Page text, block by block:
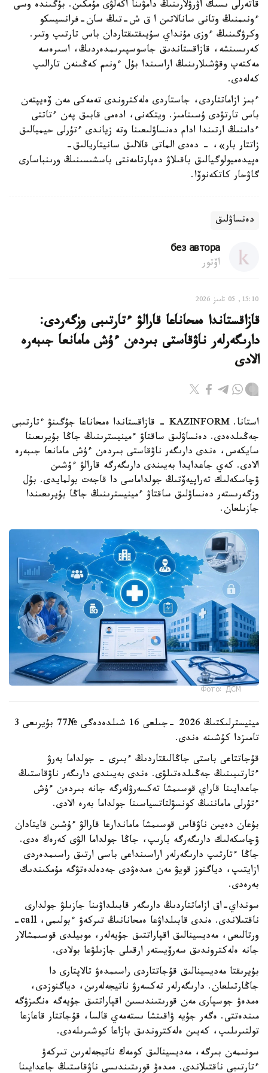
قاتەرلى ىسىك اۋرۋلارىنىڭ دامۋىنا اكەلۋى مۇمكىن. بۇگىندە وسى
ءونىمنىڭ وتانى سانالاتىن ا ق ش-تىڭ سان-فرانسيسكو
وكرۋگىنىڭ ءوزى مۇنداي سۇيىقتىقتاردان باس تارتىپ وتىر.
كەرىسىنشە، قازاقستاندىق جاسوسپىرىمدەردىڭ، اسىرەسە
مەكتەپ وقۋشىلارىنىڭ اراسىندا بۇل ءونىم كەڭىنەن تارالىپ
كەلەدى.
ءبىز ازاماتتاردى، جاستاردى ەلەكتروندى تەمەكى مەن ۆەيپتەن
باس تارتۋدى ۇسىنامىز. ويتكەنى، ادەمى قابىق پەن ءتاتتى
ءدامنىڭ ارتىندا ادام دەنساۋلىعىنا وتە زياندى ءتۇرلى حيميالىق
زاتتار بار»، - دەدى الماتى قالالىق سانيتاريالىق-
ەپيدەميولوگيالىق باقىلاۋ دەپارتامەنتى باسشىسىنىڭ ورىنباسارى
گاۋحار كاتكەنوۆا.
دەنساۋلىق
без автора
اۆتور
15:10, 05 تامىز 2026
قازاقستاندا ەمحاناعا قارالۋ ءتارتىبى وزگەردى:
دارىگەرلەر ناۋقاستى بىردەن ءۇش مامانعا جىبەرە
الادى
استانا. KAZINFORM - قازاقستاندا ەمحاناعا جۇگىنۋ ءتارتىبى
جەڭىلدەدى. دەنساۋلىق ساقتاۋ ءمينيسترىنىڭ جاڭا بۇيرىعىنا
سايكەس، ەندى دارىگەر ناۋقاستى بىردەن ءۇش مامانعا جىبەرە
الادى. كەي جاعدايدا بەيىندى دارىگەرگە قارالۋ ءۇشىن
ۋچاسكەلىك تەراپيەۆتىڭ جولداماسى دا قاجەت بولمايدى. بۇل
وزگەرىستەر دەنساۋلىق ساقتاۋ ءمينيسترىنىڭ جاڭا بۇيرىعىندا
جازىلعان.
Фото: ДСМ
مينيسترلىكتىڭ 2026 -جىلعى 16 شىلدەدەگى №77 بۇيرىعى 3
تامىزدا كۇشىنە ەندى.
قۇجاتتاعى باستى جاڭالىقتاردىڭ ءبىرى - جولداما بەرۋ
ءتارتىبىنىڭ جەڭىلدەتىلۋى. ەندى بەيىندى دارىگەر ناۋقاستىڭ
جاعدايىنا قاراي قوسىمشا تەكسەرۋلەرگە جانە بىردەن ءۇش
ءتۇرلى ماماننىڭ كونسۋلتاتسياسىنا جولداما بەرە الادى.
بۇعان دەيىن ناۋقاس قوسىمشا ماماندارعا قارالۋ ءۇشىن قايتادان
ۋچاسكەلىك دارىگەرگە بارىپ، جاڭا جولداما الۋى كەرەك ەدى.
جاڭا ءتارتىپ دارىگەرلەر اراسىنداعى باسى ارتىق راسىمدەردى
ازايتىپ، دياگنوز قويۋ مەن ەمدەۋدى جەدەلدەتۋگە مۇمكىندىك
بەرەدى.
سونداي-اق ازاماتتاردىڭ دارىگەر قابىلداۋىنا جازىلۋ جولدارى
ناقتىلاندى. ەندى قابىلداۋعا ەمحانانىڭ تىركەۋ ءبولىمى، call-
ورتالىعى، مەديسينالىق اقپاراتتىق جۇيەلەر، موبيلدى قوسىمشالار
جانە ەلەكتروندىق سەرۆيستەر ارقىلى جازىلۋعا بولادى.
بۇيرىقتا مەديسينالىق قۇجاتتاردى راسىمدەۋ تالاپتارى دا
جاڭارتىلعان. دارىگەرلەر تەكسەرۋ ناتيجەلەرىن، دياگنوزدى،
ەمدەۋ جوسپارى مەن قورىتىندىسىن اقپاراتتىق جۇيەگە ەنگىزۋگە
مىندەتتى. ەگەر جۇيە ۋاقىتشا ىستەمەي قالسا، قۇجاتتار قاعازعا
تولتىرىلىپ، كەيىن ەلەكتروندىق بازاعا كوشىرىلەدى.
سونىمەن بىرگە، مەديسينالىق كومەك ناتيجەلەرىن تىركەۋ
ءتارتىبى ناقتىلاندى. ەمدەۋ قورىتىندىسى ناۋقاستىڭ جاعدايىنا